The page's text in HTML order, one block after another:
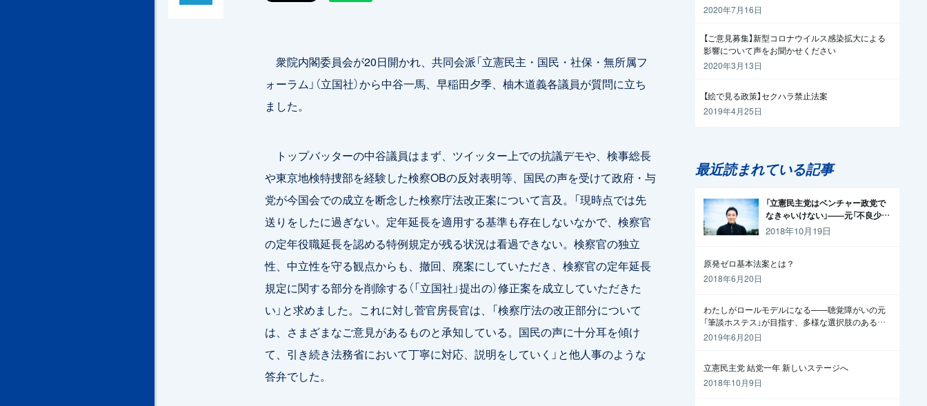
衆院内閣委員会が20日開かれ、共同会派「立憲民主・国民・社保・無所属フ
ォーラム」（立国社）から中谷一馬、早稲田夕季、柚木道義各議員が質問に立ち
ました。
トップバッターの中谷議員はまず、ツイッター上での抗議デモや、検事総長
や東京地検特捜部を経験した検察OBの反対表明等、国民の声を受けて政府・与
党が今国会での成立を断念した検察庁法改正案について言及。「現時点では先
送りをしたに過ぎない。定年延長を適用する基準も存在しないなかで、検察官
の定年役職延長を認める特例規定が残る状況は看過できない。検察官の独立
性、中立性を守る観点からも、撤回、廃案にしていただき、検察官の定年延長
規定に関する部分を削除する（「立国社」提出の）修正案を成立していただきた
い」と求めました。これに対し菅官房長官は、「検察庁法の改正部分について
は、さまざまなご意見があるものと承知している。国民の声に十分耳を傾け
て、引き続き法務省において丁寧に対応、説明をしていく」と他人事のような
答弁でした。
2020年7月16日
【ご意見募集】新型コロナウイルス感染拡大による
影響について声をお聞かせください
2020年3月13日
【絵で見る政策】セクハラ禁止法案
2019年4月25日
最近読まれている記事
「立憲民主党はベンチャー政党で
なきゃいけない」——元「不良少
年」の起業家が政治家になった理
2018年10月19日
原発ゼロ基本法案とは？
2018年6月20日
わたしがロールモデルになる——聴覚障がいの元
「筆談ホステス」が目指す、多様な選択肢のある社
会
2019年6月20日
立憲民主党 結党一年 新しいステージへ
2018年10月9日